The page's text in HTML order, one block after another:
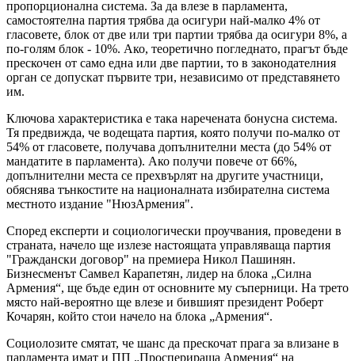
пропорционална система. За да влезе в парламента,
самостоятелна партия трябва да осигури най-малко 4% от
гласовете, блок от две или три партии трябва да осигури 8%, а
по-голям блок - 10%. Ако, теоретично погледнато, прагът бъде
прескочен от само една или две партии, то в законодателния
орган се допускат първите три, независимо от представянето
им.
Ключова характеристика е така наречената бонусна система.
Тя предвижда, че водещата партия, която получи по-малко от
54% от гласовете, получава допълнителни места (до 54% ​​от
мандатите в парламента). Ако получи повече от 66%,
допълнителни места се прехвърлят на другите участници,
обяснява тънкостите на националната избирателна система
местното издание "НюзАрмения".
Според експерти и социологически проучвания, проведени в
страната, начело ще излезе настоящата управляваща партия
"Граждански договор" на премиера Никол Пашинян.
Бизнесменът Самвел Карапетян, лидер на блока „Силна
Армения“, ще бъде един от основните му съперници. На трето
място най-вероятно ще влезе и бившият президент Роберт
Кочарян, който стои начело на блока „Армения“.
Социолозите смятат, че шанс да прескочат прага за влизане в
парламента имат и ПП „Просперираща Армения“ на